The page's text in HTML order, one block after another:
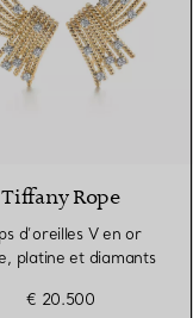
Tiffany Rope
d’oreilles V en or
platine et diamants
€ 20.500